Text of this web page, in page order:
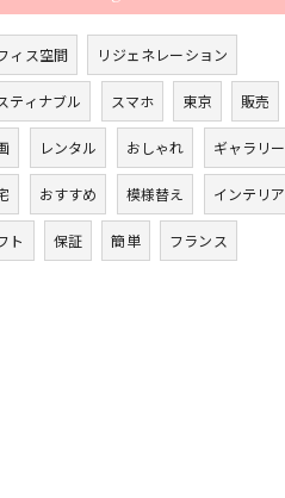
ィス空間 リジェネレーション
ティナブル スマホ 東京 販売
レンタル おしゃれ ギャラリー
おすすめ 模様替え インテリア
ト 保証 簡単 フランス